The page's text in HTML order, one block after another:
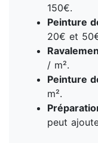
150€.
Peinture
20€ et
/ m².
Peinture
m².
peut